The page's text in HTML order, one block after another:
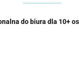
do biura dla 10+